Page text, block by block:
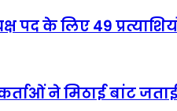
पद के लिए 49
ने मिठाई बांट